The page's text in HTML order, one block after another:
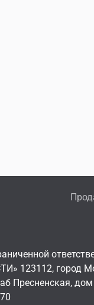
123112, город
Пресненская,